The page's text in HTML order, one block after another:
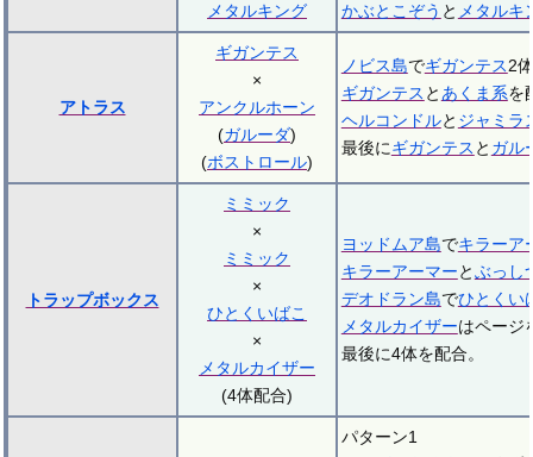
メタルキング
かぶとこぞう と メタルキ
アトラス
ギガンテス
×
アンクルホーン
(ガルーダ)
(ボストロール)
ノビス島でギガンテス2
ギガンテス と あくま系を
ヘルコンドルと ジャミラ
最後にギガンテス と ガル
トラップボックス
ミミック
×
ミミック
×
ひとくいばこ
×
メタルカイザー
(4体配合)
ヨッドムア島でキラーア
キラーアーマーとぶっし
デオドラン島でひとくい
メタルカイザーはページ
最後に4体を配合。
パターン1